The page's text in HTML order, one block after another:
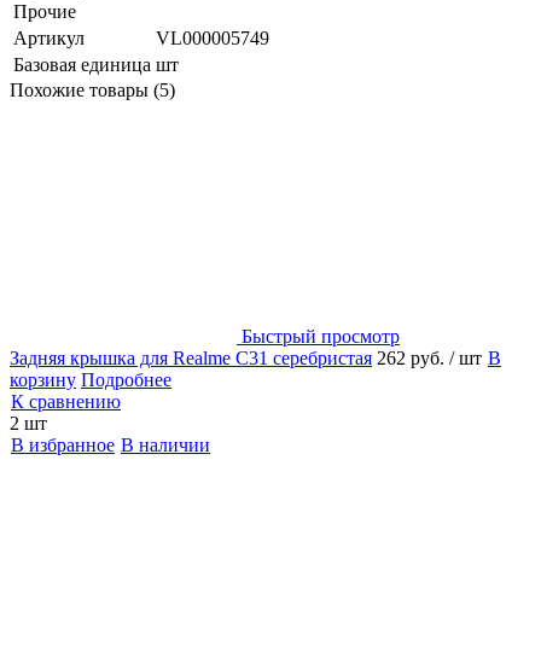
Прочие
Артикул
VL000005749
Базовая единица шт
Похожие товары (5)
Быстрый просмотр
Задняя крышка для Realme C31 серебристая 262 руб. / шт В
корзину Подробнее
К сравнению
2 шт
В избранное В наличии